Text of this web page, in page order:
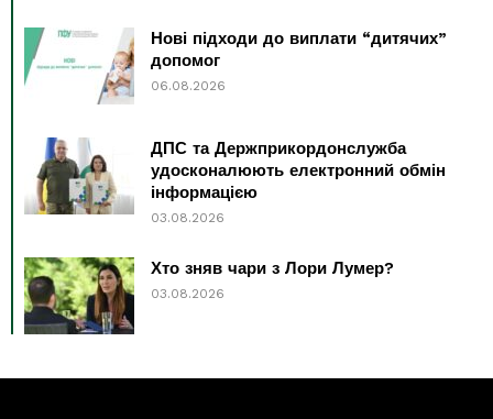
Нові підходи до виплати “дитячих”
допомог
06.08.2026
ДПС та Держприкордонслужба
удосконалюють електронний обмін
інформацією
03.08.2026
Хто зняв чари з Лори Лумер?
03.08.2026